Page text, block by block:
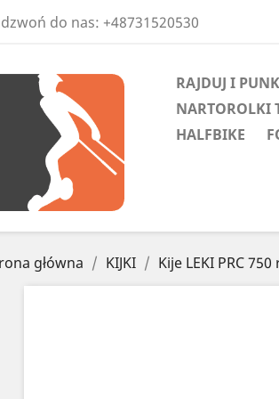
do nas: +48731520530
RAJDUJ I
NARTOROLKI
HALFBIKE
główna KIJKI Kije LEKI PRC